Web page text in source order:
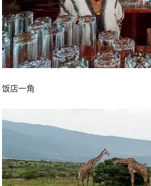
饭店一角